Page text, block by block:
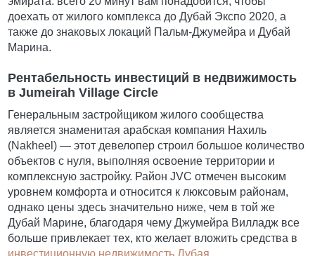
доехать от жилого комплекса до Дубай Экспо 2020, а
также до знаковых локаций Пальм-Джумейра и Дубай
Марина.
Рентабельность инвестиций в недвижимость
в Jumeirah Village Circle
Генеральным застройщиком жилого сообщества
является знаменитая арабская компания Нахиль
(Nakheel) — этот девелопер строил большое количество
объектов с нуля, выполняя освоение территории и
комплексную застройку. Район JVC отмечен высоким
уровнем комфорта и относится к люксовым районам,
однако цены здесь значительно ниже, чем в той же
Дубай Марине, благодаря чему Джумейра Вилладж все
больше привлекает тех, кто желает вложить средства в